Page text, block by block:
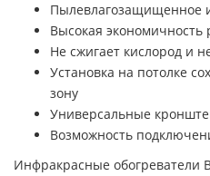
Пылевлагозащищенное
Высокая экономичность
Не сжигает кислород и
Установка на потолке
зону
Универсальные
Возможность
Инфракрасные обогреватели